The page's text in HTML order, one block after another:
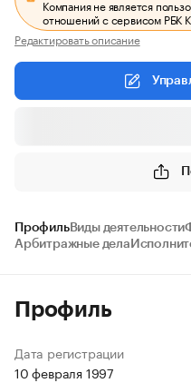
Компания не является
отношений с сервисом РБК
Редактировать описание
ПрофильВиды деятельности
Арбитражные дела
Профиль
Дата регистрации
10 февраля 1997